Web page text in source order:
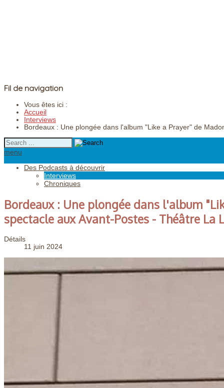
Fil de navigation
Vous êtes ici :
Accueil
Interviews
Bordeaux : Une plongée dans l'album "Like a Prayer" de
menu
Des Podcasts à découvrir
Interviews
Chroniques
Bordeaux : Une plongée dans l'album
spectacle aux Avant-Postes - Théâtre La
Détails
11 juin 2024